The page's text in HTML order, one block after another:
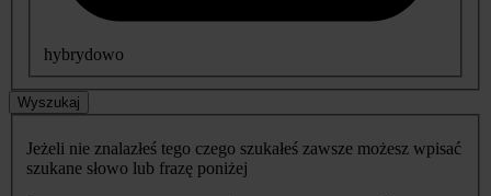
hybrydowo
Wyszukaj
Jeżeli nie znalazłeś tego czego szukałeś zawsze możesz wpisać
szukane słowo lub frazę poniżej